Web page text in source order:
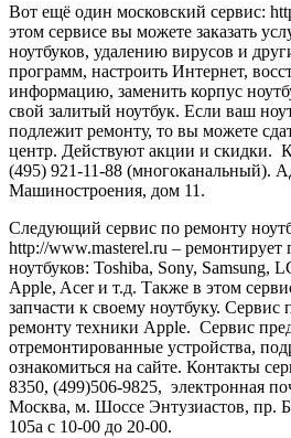
Вот ещё один московский сервис:
этом сервисе вы можете заказать
ноутбуков, удалению вирусов и
программ, настроить Интернет,
информацию, заменить корпус
свой залитый ноутбук. Если ваш
подлежит ремонту, то вы можете
центр. Действуют акции и скидки.
(495) 921-11-88 (многоканальный).
Машиностроения, дом 11.
Следующий сервис по ремонту
http://www.masterel.ru – ремонтирует
ноутбуков: Toshiba, Sony, Samsung,
Apple, Acer и т.д. Также в этом
запчасти к своему ноутбуку. Сервис
ремонту техники Apple. Сервис
отремонтированные устройства,
ознакомиться на сайте. Контакты
8350, (499)506-9825, электронная
Москва, м. Шоссе Энтузиастов, пр.
105a с 10-00 до 20-00.